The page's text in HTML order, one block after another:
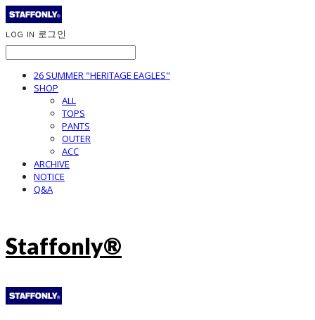
LOG IN 로그인
26 SUMMER "HERITAGE EAGLES"
SHOP
ALL
TOPS
PANTS
OUTER
ACC
ARCHIVE
NOTICE
Q&A
Staffonly®